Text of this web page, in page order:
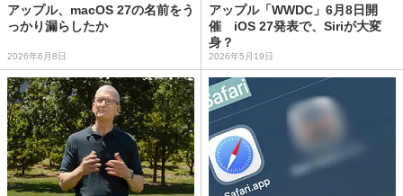
アップル、macOS 27の名前をう
っかり漏らしたか
2026年6月8日
アップル「WWDC」6月8日開
催 iOS 27発表で、Siriが大変
身？
2026年5月19日